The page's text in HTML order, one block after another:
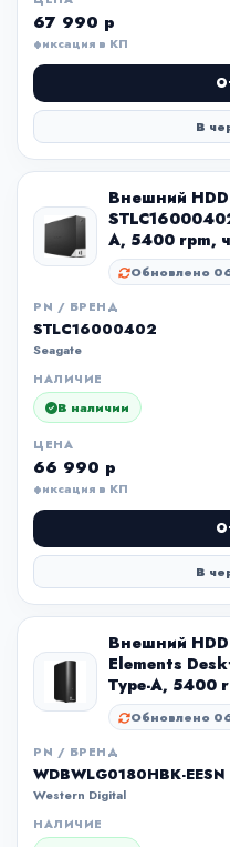
67 990 р
фиксация в КП
В
Внешний HDD
A, 5400 rpm,
Обновлено
PN / БРЕНД
STLC16000402
Seagate
НАЛИЧИЕ
В наличии
ЦЕНА
66 990 р
фиксация в КП
В
Внешний
Elements
Type-A, 5400
Обновлено
PN / БРЕНД
WDBWLG0180HBK-EESN
Western Digital
НАЛИЧИЕ